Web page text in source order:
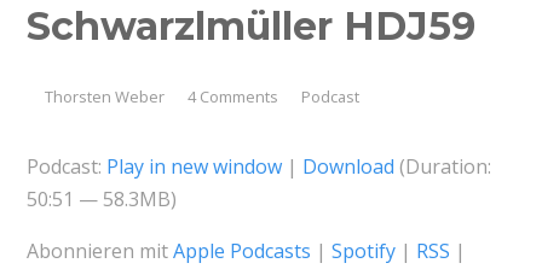
Schwarzlmüller HDJ59
Thorsten Weber 4 Comments Podcast
Podcast: Play in new window| Download (Duration:
50:51 — 58.3MB)
Abonnieren mitApple Podcasts | Spotify| RSS |